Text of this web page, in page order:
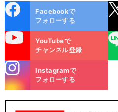
ok
Facebookで
フォローする
YouTubeで
チャンネル登録
LINE
m
Instagramで
フォローする